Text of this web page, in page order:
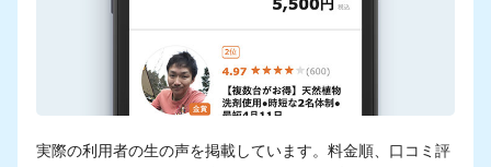
実際の利用者の生の声を掲載しています。料金順、口コミ評